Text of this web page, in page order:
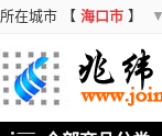
所在城市 【 海口市 】 ▼